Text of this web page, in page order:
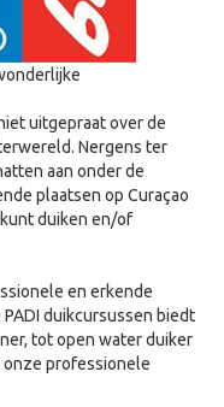
uitgepraat over de
Nergens ter
aan onder de
plaatsen op Curaçao
duiken en/of
en erkende
duikcursussen biedt
tot open water duiker
onze professionele